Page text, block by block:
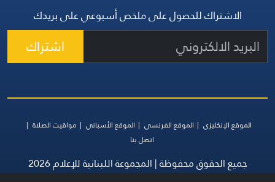
الاشتراك للحصول على ملخص أسبوعي على بريدك
اشتراك
الموقع الإنكليزي الموقع الفرنسي الموقع الأسباني
مواقيت الصلاة
اتصل بنا
جميع الحقوق محفوظة | المجموعة اللبنانية للإعلام 2026